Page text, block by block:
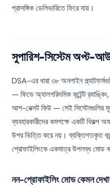
প্রাসঙ্গিক ডেলিভারিতে ফিরে যায়।
সুপারিশ-সিস্টেম অপ্ট-
DSA-এর ধারা ৩৮ অনলাইন
— ফিডে অ্যালগরিদমিক কন্টেন্ট
আপ-নেক্সট কিউ — সেই সিস্টেমগুলির মূল
ব্যবহারকারীদের কমপক্ষে একটি বিকল্প
উপর ভিত্তি করে নয়। ব্যক্তিগতকৃত
প্রোফাইলিংকে একমাত্র উপলব্ধ মোড
নন-প্রোফাইলিং মোড কেমন